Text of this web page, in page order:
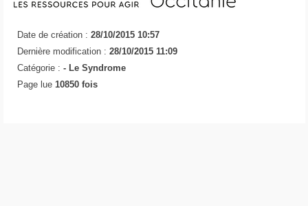
Date de création : 28/10/2015 10:57
Dernière modification : 28/10/2015 11:09
Catégorie : - Le Syndrome
Page lue 10850 fois